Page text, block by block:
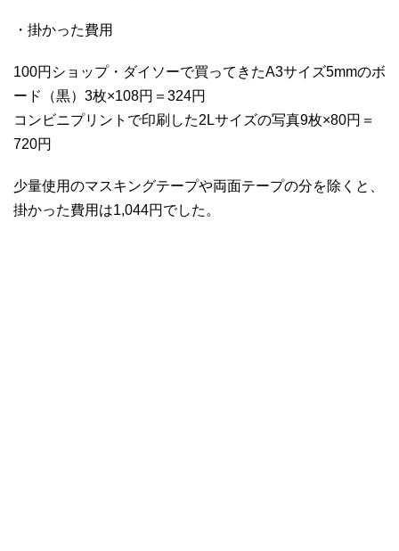
・掛かった費用
100円ショップ・ダイソーで買ってきたA3サイズ5mmのボ
ード（黒）3枚×108円＝324円
コンビニプリントで印刷した2Lサイズの写真9枚×80円＝
720円
少量使用のマスキングテープや両面テープの分を除くと、
掛かった費用は1,044円でした。